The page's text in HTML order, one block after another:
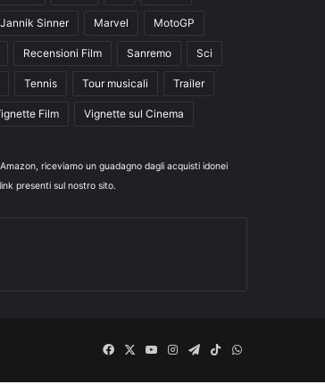
Jannik Sinner Marvel MotoGP
Recensioni Film Sanremo Sci
Tennis Tour musicali Trailer
Film Vignette sul Cinema
riceviamo un guadagno dagli acquisti idonei
presenti sul nostro sito.
Facebook
X
YouInstagram
Telegram
TikTokWhatsApp